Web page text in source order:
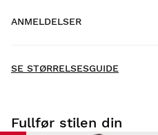
Hjemlevering
ANMELDELSER
Basert på 68 anmeldelser
SE STØRRELSESGUIDE
Fullfør stilen din